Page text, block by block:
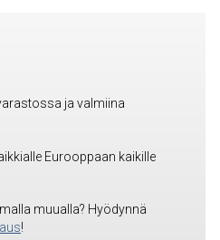
ja valmiina
Eurooppaan kaikille
muualla? Hyödynnä
!